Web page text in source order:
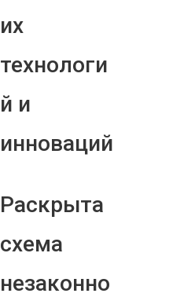
их
технологи
й и
инноваций
Раскрыта
схема
незаконно